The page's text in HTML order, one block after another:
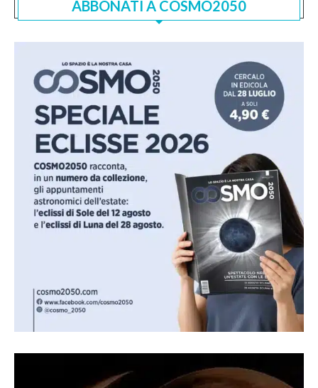
ABBONATI A COSMO2050